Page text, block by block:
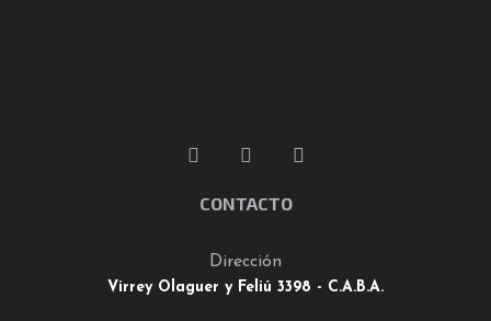
CONTACTO
Dirección
Virrey Olaguer y Feliú 3398 - C.A.B.A.